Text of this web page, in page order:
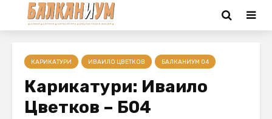
КАРИКАТУРИ ИВАИЛО ЦВЕТКОВ БАЛКАНИУМ 04
Карикатури: Иваило
Цветков – Б04